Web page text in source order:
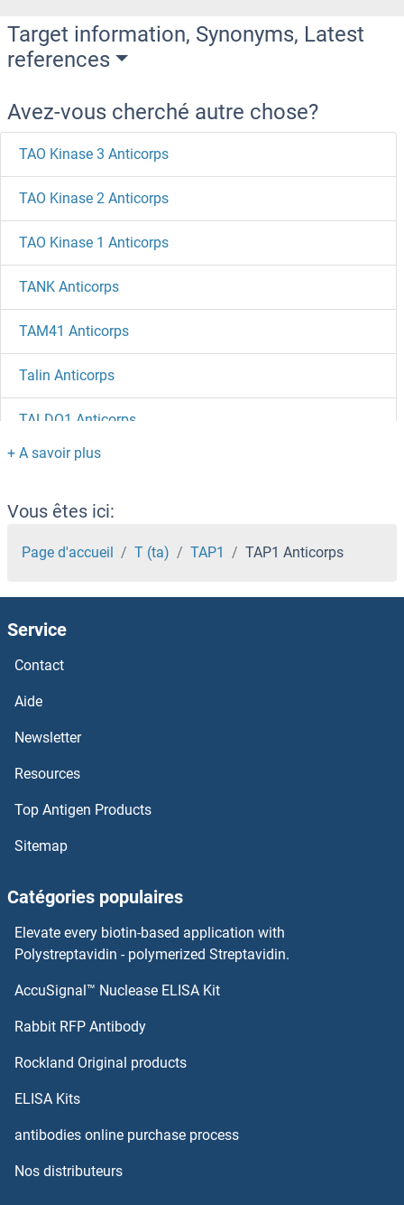
Target information, Synonyms, Latest
references
Avez-vous cherché autre chose?
TAO Kinase 3 Anticorps
TAO Kinase 2 Anticorps
TAO Kinase 1 Anticorps
TANK Anticorps
TAM41 Anticorps
Talin Anticorps
TALDO1 Anticorps
TAL2 Anticorps
TAL1 Anticorps
TAGLN2 Anticorps
TAGAP Anticorps
TAG-72 Anticorps
TAF9 Anticorps
TAF8 Anticorps
TAF7L Anticorps
TAF6L Anticorps
TAF6 Anticorps
TAF5L Anticorps
TAPBPL Anticorps
TAPT1 Anticorps
Vous êtes ici:
Page d'accueil T (ta) TAP1 TAP1 Anticorps
Service
Contact
Aide
Newsletter
Resources
Top Antigen Products
Sitemap
Catégories populaires
Elevate every biotin-based application with
Polystreptavidin - polymerized Streptavidin.
AccuSignal™ Nuclease ELISA Kit
Rabbit RFP Antibody
Rockland Original products
ELISA Kits
antibodies online purchase process
Nos distributeurs